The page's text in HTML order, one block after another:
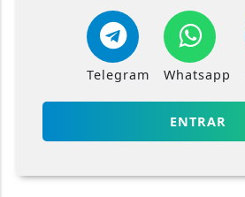
Telegram Whatsapp
ENTRAR